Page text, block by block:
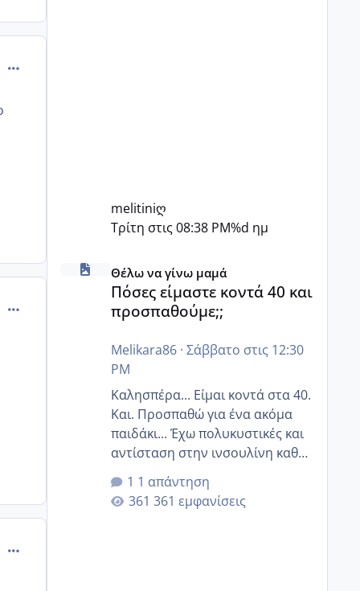
comment_894976
comment_894986
comment_894988
melitiniღ
Τρίτη στις 08:38 PM%d ημ
Πόσες είμαστε κοντά 40 και προσπαθούμε;;
Θέλω να γίνω μαμά
Πόσες είμαστε κοντά 40 και
προσπαθούμε;;
Melikara86· Σάββατο στις 12:30
PM
Καλησπέρα... Είμαι κοντά στα 40.
Και. Προσπαθώ για ένα ακόμα
παιδάκι... Έχω πολυκυστικές και
αντίσταση στην ινσουλίνη καθώς
και χάσιμοτο! Έχω λίγα κιλά
παραπάνω και όσο κ αν
προσπαθώ δεν χάνω εύκολα!
1 απάντηση
361 εμφανίσεις